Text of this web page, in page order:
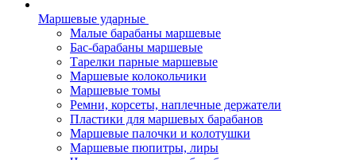
Маршевые ударные
Малые барабаны маршевые
Бас-барабаны маршевые
Тарелки парные маршевые
Маршевые колокольчики
Маршевые томы
Ремни, корсеты, наплечные держатели
Пластики для маршевых барабанов
Маршевые палочки и колотушки
Маршевые пюпитры, лиры